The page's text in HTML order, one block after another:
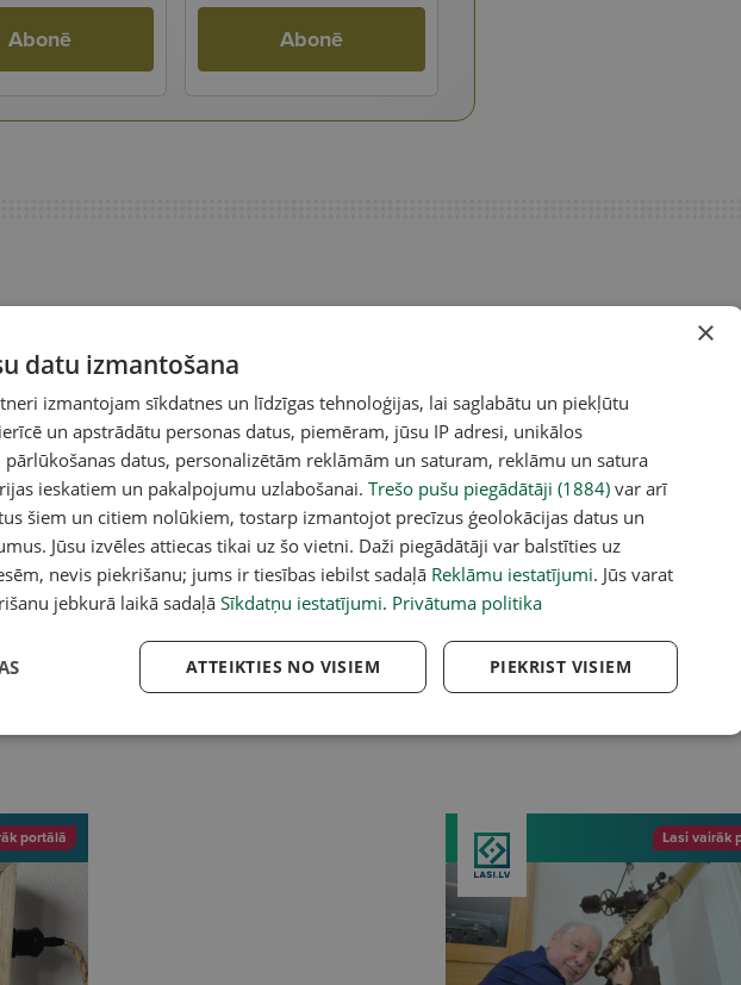
Abonē
Abonē
Latvijas iedzīvotājs
aizsargkrēmu,
Trīs gados nav sasniegti galvenie
alkohola un narkotiku lietošanas
Hosams Abu Meri sola
Balvu slimnīcai
×
datu izmantošana
izmantojam sīkdatnes un līdzīgas tehnoloģijas, lai saglabātu un piekļūtu
un apstrādātu personas datus, piemēram, jūsu IP adresi, unikālos
datus, personalizētām reklāmām un saturam, reklāmu un satura
ieskatiem un pakalpojumu uzlabošanai. Trešo pušu piegādātāji (1884) var arī
šiem un citiem nolūkiem, tostarp izmantojot precīzus ģeolokācijas datus un
Jūsu izvēles attiecas tikai uz šo vietni. Daži piegādātāji var balstīties uz
nevis piekrišanu; jums ir tiesības iebilst sadaļā Reklāmu iestatījumi. Jūs varat
jebkurā laikā sadaļāSīkdatņu iestatījumi. Privātuma politika
PIEKRIST VISIEM
ATTEIKTIES NO VISIEM